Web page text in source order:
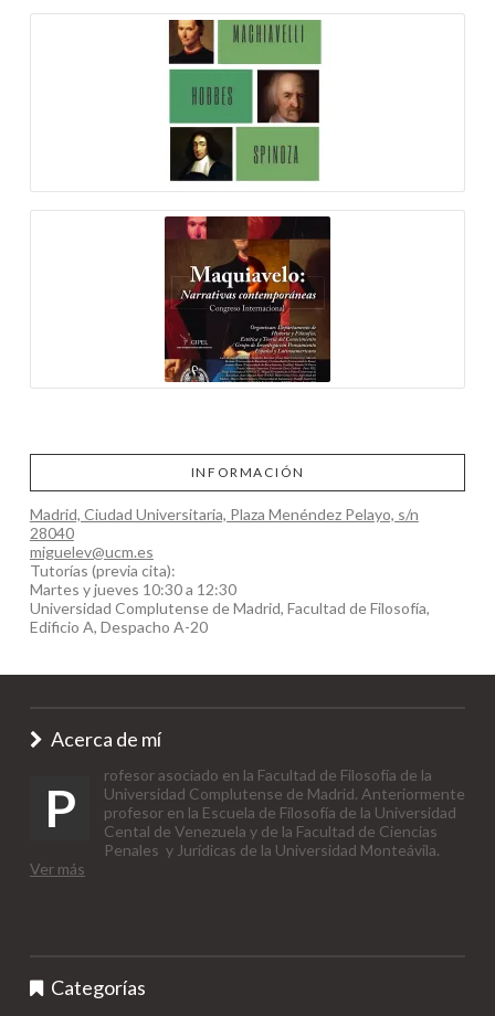
INFORMACIÓN
Madrid, Ciudad Universitaria, Plaza Menéndez Pelayo, s/n
28040
miguelev@ucm.es
Tutorías (previa cita):
Martes y jueves 10:30 a 12:30
Universidad Complutense de Madrid, Facultad de Filosofía,
Edificio A, Despacho A-20
Acerca de mí
P
rofesor asociado en la Facultad de Filosofía de la
Universidad Complutense de Madrid. Anteriormente
profesor en la Escuela de Filosofía de la Universidad
Cental de Venezuela y de la Facultad de Ciencias
Penales y Jurídicas de la Universidad Monteávila.
Ver más
Categorías